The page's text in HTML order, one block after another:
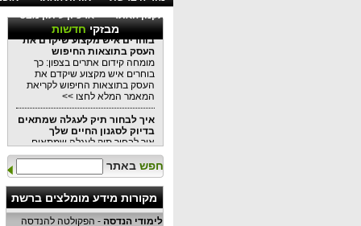
תקנון האתר
ארכיון עיתון מבט
מבזקיחדשות
מומחה קידום אתרים בצפון: כך
בוחרים איש מקצוע שיקדם את
העסק בתוצאות החיפוש
מומחה קידום אתרים בצפון: כך
בוחרים איש מקצוע שיקדם את
העסק בתוצאות החיפוש לקריאת
המאמר המלא לחצו >>
איך לבחור תיק לעגלה שמתאים
בדיוק לסגנון החיים שלך
איך לבחור תיק לעגלה שמתאים
בדיוק לסגנון החיים שלכם כל
המידע במאמר הקרוב לקריאה
לחצו >>
למה שקיות אריזה יכולות
לשמש
למה שקיות אריזה יכולות לשמש כל
חפש באתר
מקורות מידע מומלצים ברשת
לימודי הנדסה - הפקולטה להנדסה